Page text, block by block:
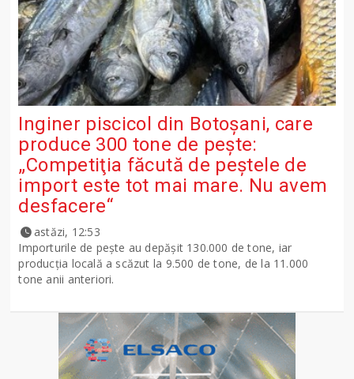
Inginer piscicol din Botoşani, care
produce 300 tone de peşte:
„Competiţia făcută de peştele de
import este tot mai mare. Nu avem
desfacere“
astăzi, 12:53
Importurile de peşte au depăşit 130.000 de tone, iar
producţia locală a scăzut la 9.500 de tone, de la 11.000
tone anii anteriori.